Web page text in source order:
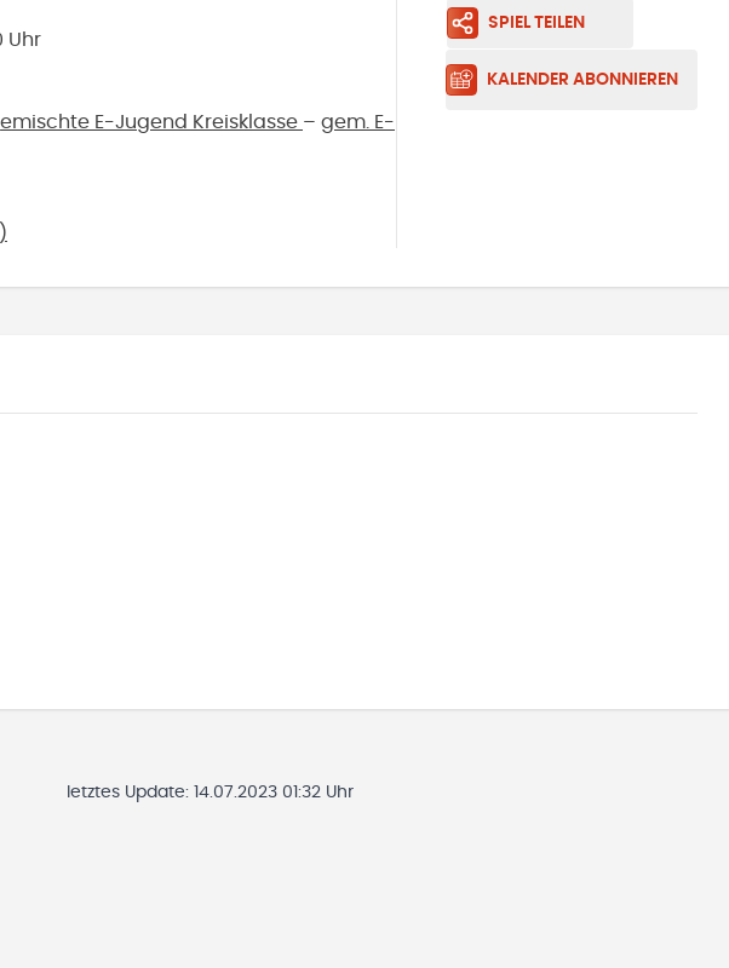
Uhr
E-Jugend Kreisklasse – gem. E-
)
SPIEL TEILEN
KALENDER ABONNIEREN
letztes Update: 14.07.2023 01:32 Uhr